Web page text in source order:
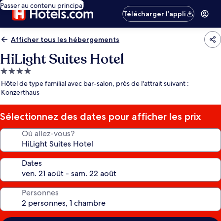
Passer au contenu principal
Télécharger l’appli
Afficher tous les hébergements
HiLight Suites Hotel
Hébergement
4.0 étoiles
Hôtel de type familial avec bar-salon, près de l'attrait suivant :
Konzerthaus
Sélectionnez des dates pour afficher les prix
Où allez-vous?
Dates
Personnes